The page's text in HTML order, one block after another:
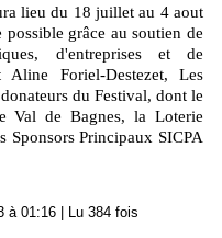
lieu du 18 juillet au 4 aout
grâce au soutien de
d'entreprises et de
Aline Foriel-Destezet, Les
du Festival, dont le
Val de Bagnes, la Loterie
Sponsors Principaux SICPA
à 01:16 | Lu 384 fois